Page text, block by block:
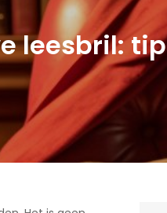
leesbril: